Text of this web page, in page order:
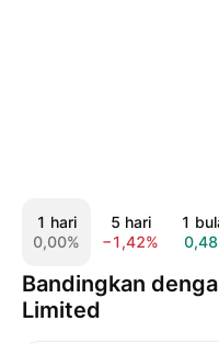
1 hari
0,00%
5 hari
−1,42%
1
Bandingkan
Limited